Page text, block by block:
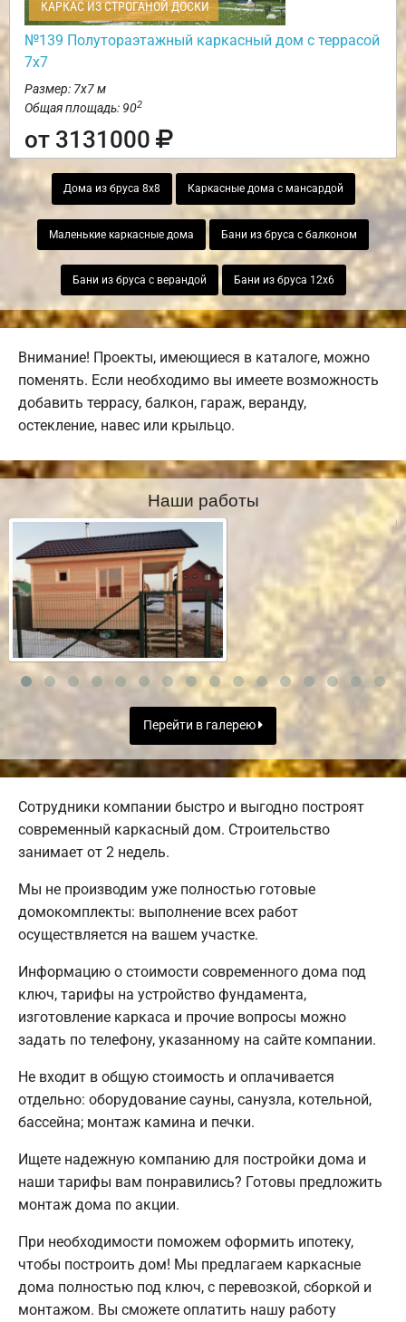
КАРКАС ИЗ СТРОГАНОЙ ДОСКИ
№139 Полутораэтажный каркасный дом с террасой
7х7
Размер: 7х7 м
Общая площадь: 902
от 3131000
Дома из бруса 8х8 Каркасные дома с мансардой
Маленькие каркасные дома Бани из бруса с балконом
Бани из бруса с верандой Бани из бруса 12х6
Внимание! Проекты, имеющиеся в каталоге, можно
поменять. Если необходимо вы имеете возможность
добавить террасу, балкон, гараж, веранду,
остекление, навес или крыльцо.
Наши работы
Перейти в галерею
Сотрудники компании быстро и выгодно построят
современный каркасный дом. Строительство
занимает от 2 недель.
Мы не производим уже полностью готовые
домокомплекты: выполнение всех работ
осуществляется на вашем участке.
Информацию о стоимости современного дома под
ключ, тарифы на устройство фундамента,
изготовление каркаса и прочие вопросы можно
задать по телефону, указанному на сайте компании.
Не входит в общую стоимость и оплачивается
отдельно: оборудование сауны, санузла, котельной,
бассейна; монтаж камина и печки.
Ищете надежную компанию для постройки дома и
наши тарифы вам понравились? Готовы предложить
монтаж дома по акции.
При необходимости поможем оформить ипотеку,
чтобы построить дом! Мы предлагаем каркасные
дома полностью под ключ, с перевозкой, сборкой и
монтажом. Вы сможете оплатить нашу работу